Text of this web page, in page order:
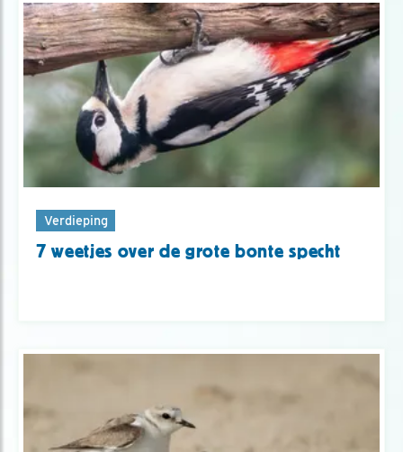
Verdieping
7 weetjes over de grote bonte specht